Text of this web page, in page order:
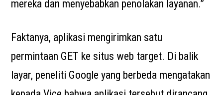
mereka dan menyebabkan penolakan layanan.”
Faktanya, aplikasi mengirimkan satu
permintaan GET ke situs web target. Di balik
layar, peneliti Google yang berbeda mengatakan